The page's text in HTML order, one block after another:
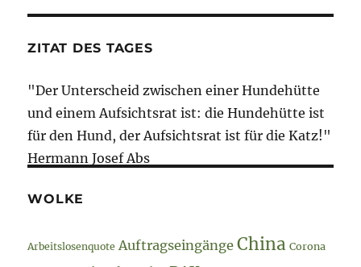
ZITAT DES TAGES
"Der Unterscheid zwischen einer Hundehütte
und einem Aufsichtsrat ist: die Hundehütte ist
für den Hund, der Aufsichtsrat ist für die Katz!"
Hermann Josef Abs
WOLKE
Arbeitslosenquote Auftragseingänge China Corona